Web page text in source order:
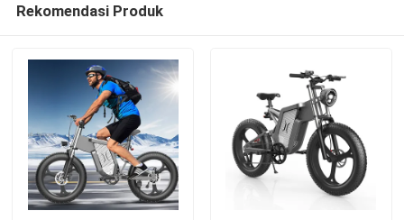
Rumah
Rekomendasi Produk